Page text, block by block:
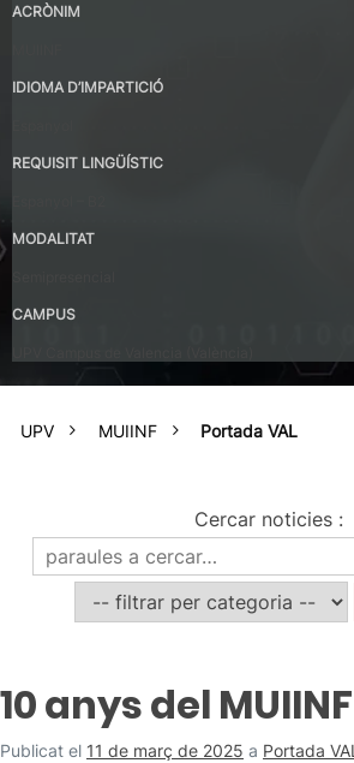
ACRÒNIM
IDIOMA D’IMPARTICIÓ
REQUISIT LINGÜÍSTIC
MODALITAT
CAMPUS
UPV MUIINF Portada VAL
Cercar noticies :
10 anys del MUIINF
Publicat el 11 de març de 2025 a Portada VAL